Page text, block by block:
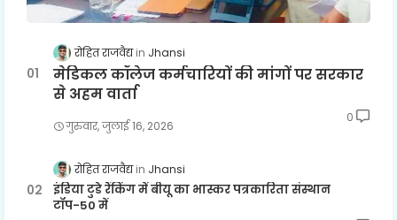
रोहित राजवैद्य Jhansi
मेडिकल कॉलेज कर्मचारियों की मांगों पर सरकार
से अहम वार्ता
गुरुवार, जुलाई 16, 2026
0
रोहित राजवैद्य Jhansi
इंडिया टुडे रैंकिंग में बीयू का भास्कर पत्रकारिता संस्थान
टॉप-50 में